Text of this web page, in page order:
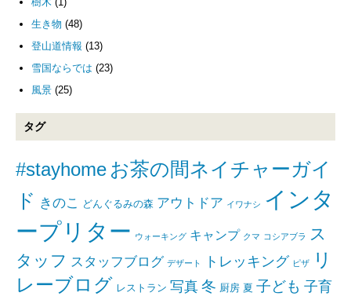
生き物 (48)
登山道情報 (13)
雪国ならでは (23)
風景 (25)
タグ
#stayhome お茶の間ネイチャーガイ
ド きのこ どんぐるみの森 アウトドア イワナシ インタ
ープリター ウォーキング キャンプ クマ コシアブラ
ス
タッフ スタッフブログ デザート トレッキング ピザ
リ
レーブログ レストラン 写真冬 厨房 夏 子ども 子育